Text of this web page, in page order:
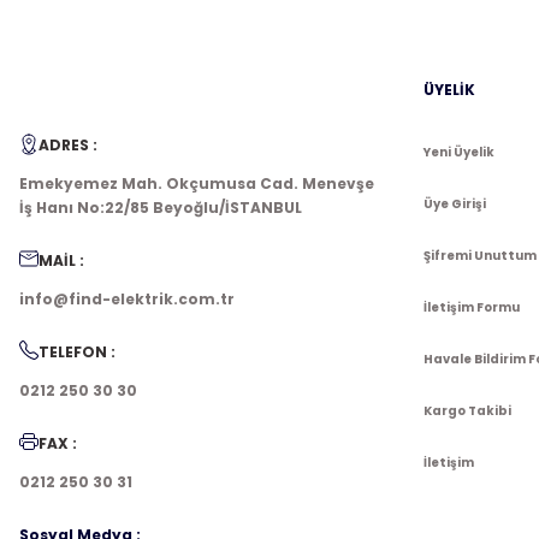
ADRES :
Emekyemez Mah. Okçumusa Cad. Menevşe
İş Hanı No:22/85 Beyoğlu/İSTANBUL
MAİL :
info@find-elektrik.com.tr
TELEFON :
0212 250 30 30
FAX :
0212 250 30 31
Sosyal Medya :
ÜYELİK
Yeni Üyelik
Üye Girişi
Şifremi Unuttum
İletişim Formu
Havale Bildirim
Kargo Takibi
İletişim